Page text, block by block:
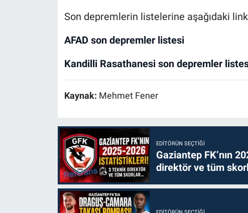
Son depremlerin listelerine aşağıdaki
AFAD son depremler listesi
Kandilli Rasathanesi son depremler
Kaynak: Mehmet Fener
EDITÖRÜN SEÇTIĞI
Gaziantep FK’nın
direktör ve tüm